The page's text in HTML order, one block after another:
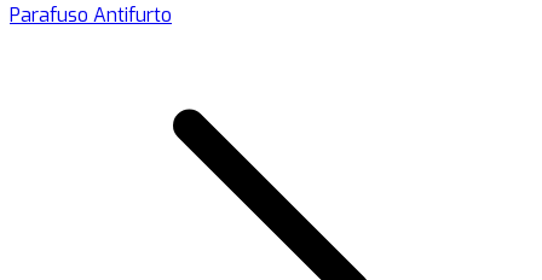
Parafuso Antifurto